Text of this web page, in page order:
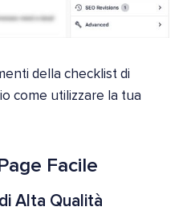
della checklist di
come utilizzare la tua
Facile
Alta Qualità